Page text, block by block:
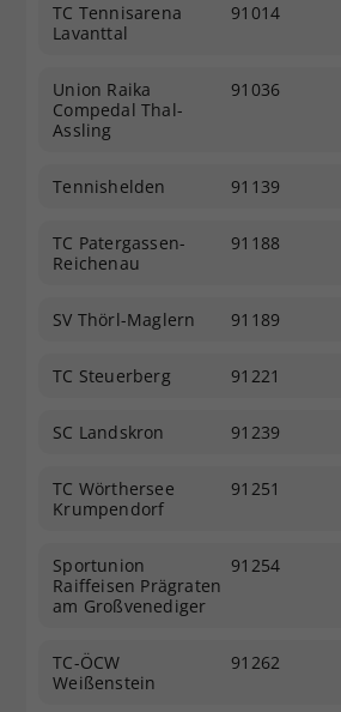
TC Tennisarena
Lavanttal
91014
Union Raika
Compedal Thal-
Assling
91036
Tennishelden 91139
TC Patergassen-
Reichenau
91188
SV Thörl-Maglern 91189
TC Steuerberg 91221
SC Landskron 91239
TC Wörthersee
Krumpendorf
91251
Sportunion
Raiffeisen Prägraten
am Großvenediger
91254
TC-ÖCW
Weißenstein
91262